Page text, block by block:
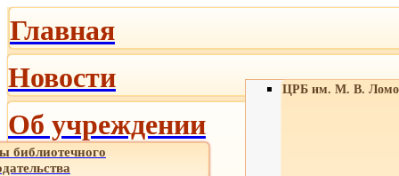
Главная
Новости
Об учреждении
библиотечного
ЦРБ им. М. В.